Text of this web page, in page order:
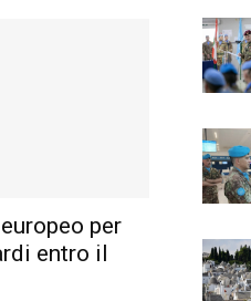
per
entro il